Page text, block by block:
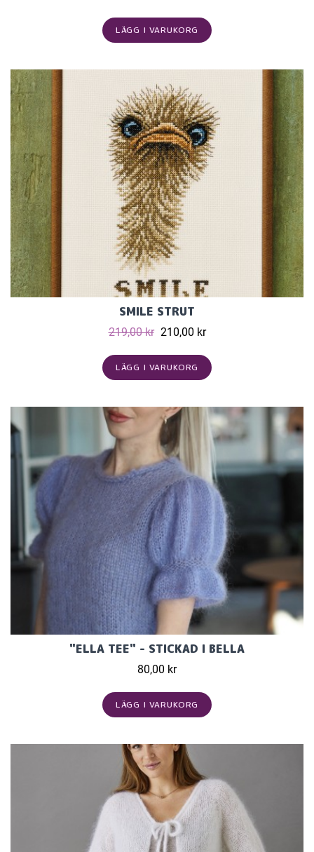
LÄGG I VARUKORG
SMILE STRUT
219,00 kr 210,00 kr
LÄGG I VARUKORG
"ELLA TEE" - STICKAD I BELLA
80,00 kr
LÄGG I VARUKORG